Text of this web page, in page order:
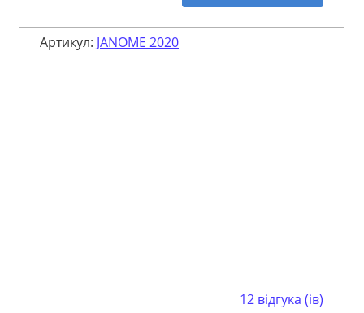
Артикул: JANOME 2020
12 відгука (ів)